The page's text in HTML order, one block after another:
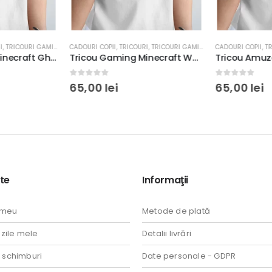
,TRICOURI GAMING
Tricou Gaming Minecraft Ghast Surprise, Personalizabil, unisex, rezistent la spălări, bumbac 100%, Regular Fit, culoare alb/negru
CADOURI COPII,TRICOURI,TRICOURI GAMING
Tricou Gaming Minecraft Wheat Farmer, Personalizabil, unisex, rezistent la spălări, bumbac 100%, Regular Fit, culoare alb/negru
out of 5
65,00 lei
CADOURI COPII,
out of 5
65,00 lei
mele
schimburi
Informaţii
Metode de plată
Detalii livrări
Date personale - GDPR